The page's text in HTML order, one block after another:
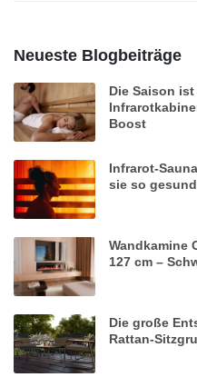
Neueste Blogbeiträge
Die Saison
Boost
Infrarot-
sie so
Wandkamine
127 cm –
Die große
Rattan-